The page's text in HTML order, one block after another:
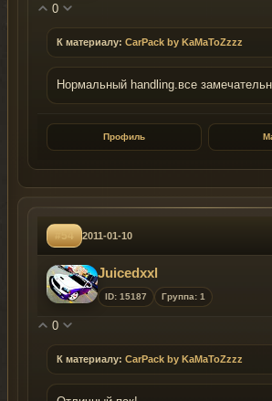
0
К материалу: CarPack by KaMaToZzzz
Нормальный handling.все
Профиль
#54 2011-01-10
Juicedxxl
ID: 15187 Группа: 1
0
К материалу: CarPack by KaMaToZzzz